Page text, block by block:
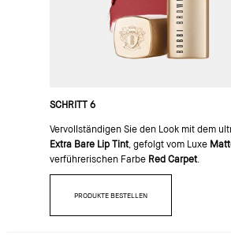
SCHRITT 6
Vervollständigen Sie den Look mit dem
Extra Bare Lip Tint, gefolgt vom Luxe
verführerischen Farbe Red Carpet.
PRODUKTE BESTELLEN